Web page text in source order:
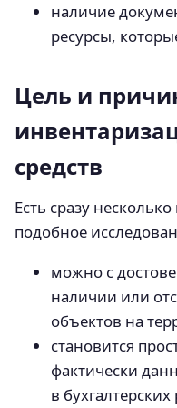
наличие
ресурсы,
Цель и
средств
Есть сразу
подобное
можно с
наличии или
объектов на
становится
фактически
в бухгалтерских